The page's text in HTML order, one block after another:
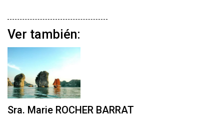
Ver también:
Sra. Marie ROCHER BARRAT